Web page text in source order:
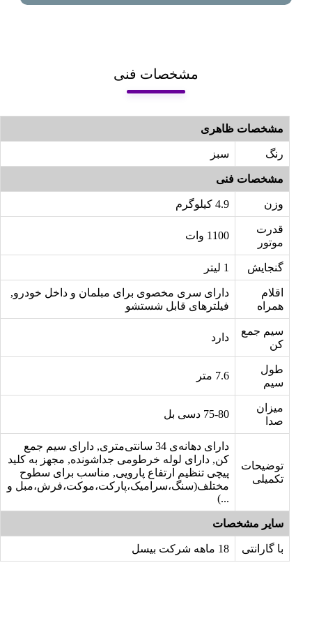
مشخصات فنی
مشخصات ظاهری
رنگ سبز
مشخصات فنی
وزن 4.9 کیلوگرم
قدرت
موتور
1100 وات
گنجایش
اقلام
همراه
دارای سری مخصوی برای مبلمان و داخل خودرو,
فیلترهای قابل شستشو
سیم جمع
کن
دارد
طول
سیم
7.6 متر
میزان
صدا
75-80 دسی بل
توضیحات
تکمیلی
دارای دهانه‌ی 34 سانتی‌متری, دارای سیم جمع
کن, دارای لوله خرطومی جداشونده, مجهز به کلید
پیچی تنظیم ارتفاع پارویی, مناسب برای سطوح
مختلف(سنگ،سرامیک،پارکت،موکت،فرش،مبل و
سایر مشخصات
با گارانتی